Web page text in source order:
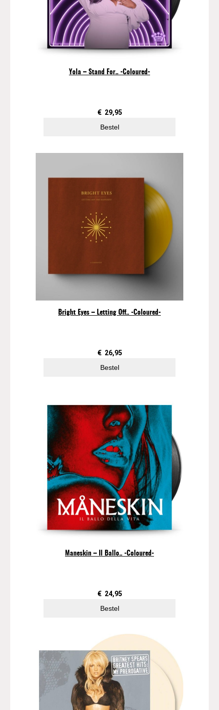
n
a
Yola – Stand For.. -Coloured-
€ 29,95
Bestel
Bright Eyes – Letting Off.. -Coloured-
€ 26,95
Bestel
Maneskin – Il Ballo.. -Coloured-
€ 24,95
Bestel